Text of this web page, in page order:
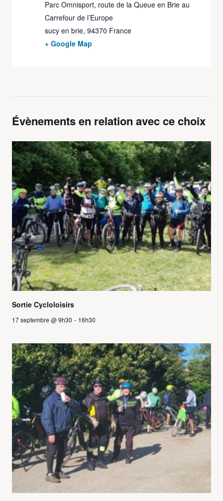
Parc Omnisport, route de la Queue en Brie au
Carrefour de l’Europe
sucy en brie, 94370 France
+ Google Map
Évènements en relation avec ce choix
Sortie Cycloloisirs
17 septembre @ 9h30 - 16h30